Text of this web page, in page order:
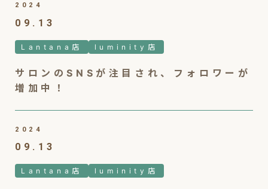
2024
09.13
Lantana店 luminity店
サロンのSNSが注目され、フォロワーが
増加中！
2024
09.13
Lantana店 luminity店